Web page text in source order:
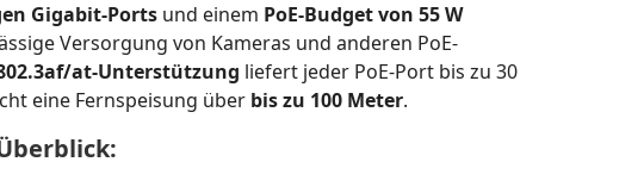
Gigabit-Ports und einem PoE-Budget von 55 W
Versorgung von Kameras und anderen PoE-
at-Unterstützung liefert jeder PoE-Port bis zu 30
eine Fernspeisung über bis zu 100 Meter.